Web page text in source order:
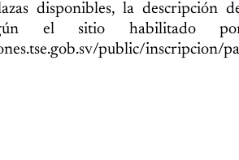
disponibles, la descripción
el sitio habilitado
public/inscripcion/